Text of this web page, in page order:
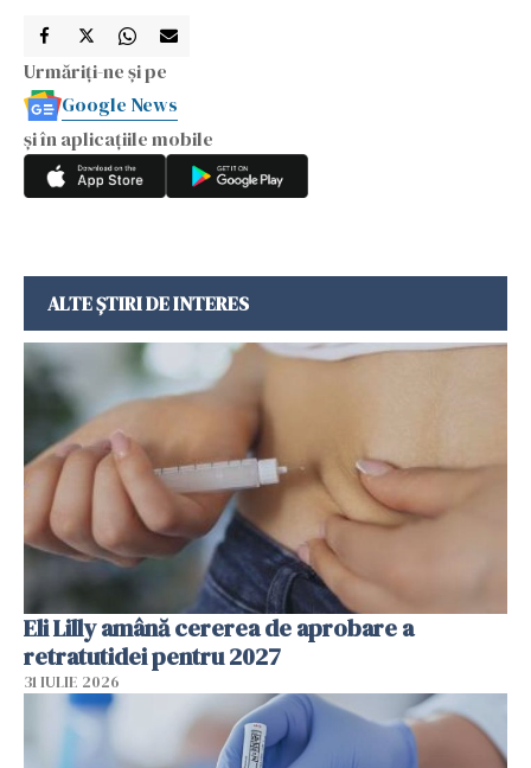
Urmăriți-ne și pe
Google News
și în aplicațiile mobile
ALTE ȘTIRI DE INTERES
Eli Lilly amână cererea de aprobare a
retratutidei pentru 2027
31 IULIE 2026